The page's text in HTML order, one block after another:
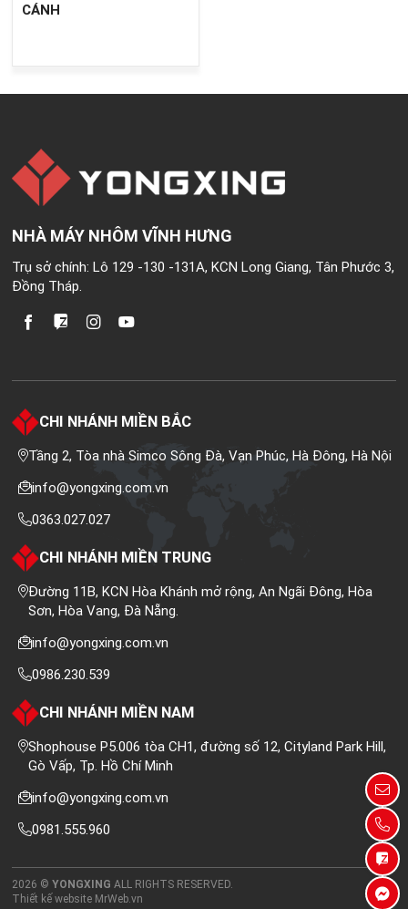
CÁNH
NHÀ MÁY NHÔM VĨNH HƯNG
Trụ sở chính: Lô 129 -130 -131A, KCN Long Giang, Tân Phước 3,
Đồng Tháp.
CHI NHÁNH MIỀN BẮC
Tầng 2, Tòa nhà Simco Sông Đà, Vạn Phúc, Hà Đông, Hà Nội
info@yongxing.com.vn
0363.027.027
CHI NHÁNH MIỀN TRUNG
Đường 11B, KCN Hòa Khánh mở rộng, An Ngãi Đông, Hòa
Sơn, Hòa Vang, Đà Nẵng.
info@yongxing.com.vn
0986.230.539
CHI NHÁNH MIỀN NAM
Shophouse P5.006 tòa CH1, đường số 12, Cityland Park Hill,
Gò Vấp, Tp. Hồ Chí Minh
info@yongxing.com.vn
0981.555.960
2026 ©YONGXING ALL RIGHTS RESERVED.
Thiết kế website MrWeb.vn